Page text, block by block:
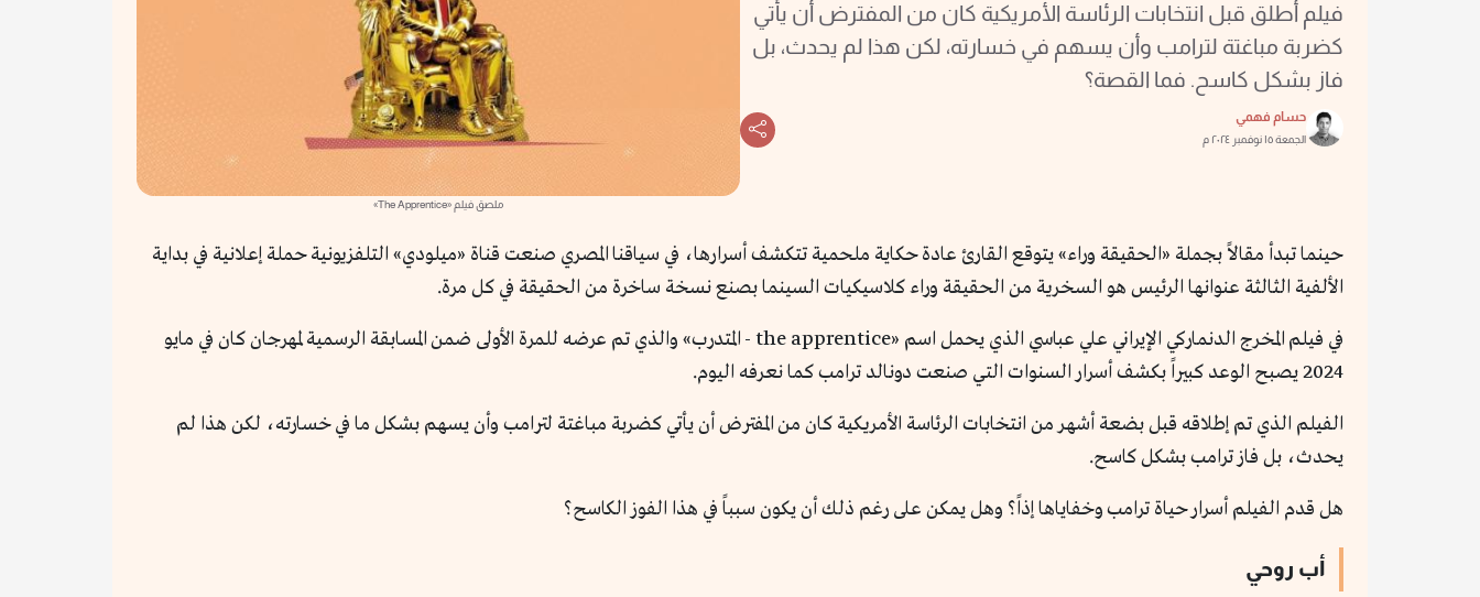
فيلم أُطلق قبل انتخابات الرئاسة الأمريكية كان من المفترض أن يأتي
كضربة مباغتة لترامب وأن يسهم في خسارته، لكن هذا لم يحدث، بل
فاز بشكل كاسح. فما القصة؟
حسام فهمي
الجمعة ١٥ نوفمبر ٢٠٢٤ م
ملصق فيلم «The Apprentice»
حينما تبدأ مقالاً بجملة «الحقيقة وراء» يتوقع القارئ عادة حكاية ملحمية تتكشف أسرارها، في سياقنا المصري صنعت قناة «ميلودي» التلفزيونية حملة إعلانية في بداية
الألفية الثالثة عنوانها الرئيس هو السخرية من الحقيقة وراء كلاسيكيات السينما بصنع نسخة ساخرة من الحقيقة في كل مرة.
في فيلم المخرج الدنماركي الإيراني علي عباسي الذي يحمل اسم «the apprentice - المتدرب» والذي تم عرضه للمرة الأولى ضمن المسابقة الرسمية لمهرجان كان في مايو
2024 يصبح الوعد كبيراً بكشف أسرار السنوات التي صنعت دونالد ترامب كما نعرفه اليوم.
الفيلم الذي تم إطلاقه قبل بضعة أشهر من انتخابات الرئاسة الأمريكية كان من المفترض أن يأتي كضربة مباغتة لترامب وأن يسهم بشكل ما في خسارته، لكن هذا لم
يحدث، بل فاز ترامب بشكل كاسح.
هل قدم الفيلم أسرار حياة ترامب وخفاياها إذاً؟ وهل يمكن على رغم ذلك أن يكون سبباً في هذا الفوز الكاسح؟
أب روحي